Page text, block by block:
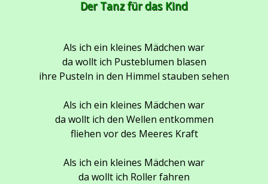
Der Tanz für das Kind
Als ich ein kleines Mädchen war
da wollt ich Pusteblumen blasen
ihre Pusteln in den Himmel stauben sehen
Als ich ein kleines Mädchen war
da wollt ich den Wellen entkommen
fliehen vor des Meeres Kraft
Als ich ein kleines Mädchen war
da wollt ich Roller fahren